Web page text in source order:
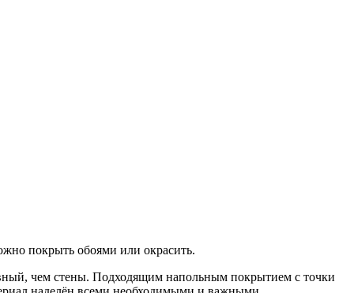
покрыть обоями или окрасить.
чем стены. Подходящим напольным покрытием с точки